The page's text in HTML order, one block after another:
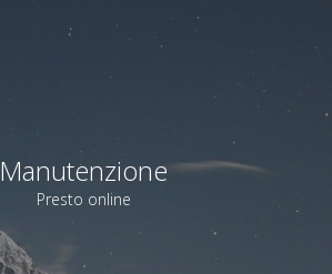
Manutenzione
Presto online